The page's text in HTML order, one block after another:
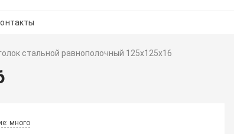
стальной равнополочный 125х125х16
много